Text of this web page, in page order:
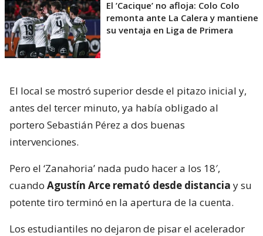
El ’Cacique’ no afloja: Colo Colo
remonta ante La Calera y mantiene
su ventaja en Liga de Primera
El local se mostró superior desde el pitazo inicial y,
antes del tercer minuto, ya había obligado al
portero Sebastián Pérez a dos buenas
intervenciones.
Pero el ‘Zanahoria’ nada pudo hacer a los 18′,
cuando Agustín Arce remató desde distancia y su
potente tiro terminó en la apertura de la cuenta.
Los estudiantiles no dejaron de pisar el acelerador